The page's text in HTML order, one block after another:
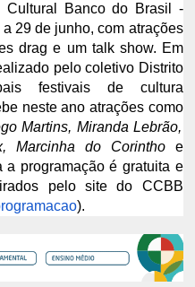
Banco do Brasil -
29 de junho, com atrações
drag e um talk show. Em
pelo coletivo Distrito
festivais de cultura
neste ano atrações como
Martins, Miranda Lebrão,
Marcinha do Corinthoe
a programação é gratuita e
pelo site do CCBB
).